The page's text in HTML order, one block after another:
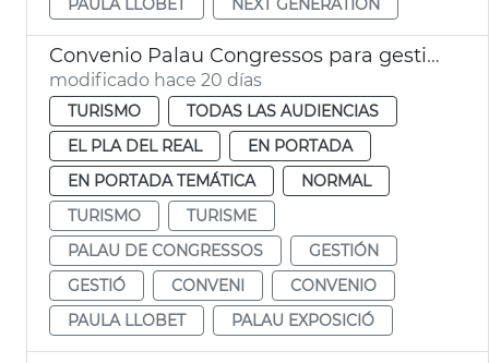
Convenio Palau Congressos para gestión Palau Exposició
modificado hace 20 días
TURISMO
TODAS LAS AUDIENCIAS
EL PLA DEL REAL
EN PORTADA
EN PORTADA TEMÁTICA
NORMAL
TURISMO
TURISME
PALAU DE CONGRESSOS
GESTIÓN
GESTIÓ
CONVENI
CONVENIO
PAULA LLOBET
PALAU EXPOSICIÓ